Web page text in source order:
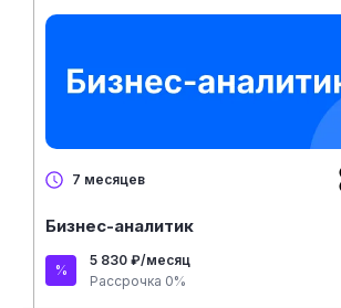
7 месяцев
Бизнес-аналитик
5 830 ₽/месяц
Рассрочка 0%